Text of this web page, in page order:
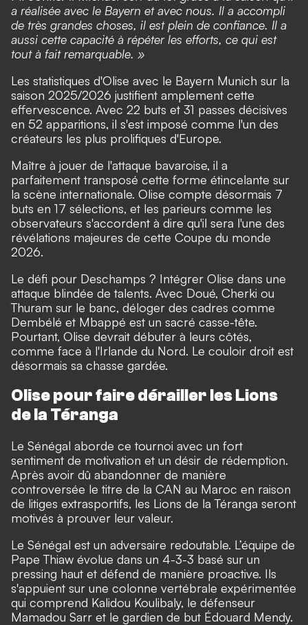
a réalisée avec le Bayern et avec nous. Il a accompli
de très grandes choses, il est plein de confiance. Il a
aussi cette capacité à répéter les efforts, ce qui est
tout à fait remarquable. »
Les statistiques d'Olise avec le Bayern Munich sur la
saison 2025/2026 justifient amplement cette
effervescence. Avec 22 buts et 31 passes décisives
en 52 apparitions, il s'est imposé comme l'un des
créateurs les plus prolifiques d'Europe.
Maître à jouer de l'attaque bavaroise, il a
parfaitement transposé cette forme étincelante sur
la scène internationale. Olise compte désormais 7
buts en 17 sélections, et les parieurs comme les
observateurs s'accordent à dire qu'il sera l'une des
révélations majeures de cette Coupe du monde
2026.
Le défi pour Deschamps ? Intégrer Olise dans une
attaque blindée de talents. Avec Doué, Cherki ou
Thuram sur le banc, déloger des cadres comme
Dembélé et Mbappé est un sacré casse-tête.
Pourtant, Olise devrait débuter à leurs côtés,
comme face à l'Irlande du Nord. Le couloir droit est
désormais sa chasse gardée.
Olise pour faire dérailler les Lions
de la Téranga
Le Sénégal aborde ce tournoi avec un fort
sentiment de motivation et un désir de rédemption.
Après avoir dû abandonner de manière
controversée le titre de la CAN au Maroc en raison
de litiges extrasportifs, les Lions de la Téranga seront
motivés à prouver leur valeur.
Le Sénégal est un adversaire redoutable. L’équipe de
Pape Thiaw évolue dans un 4-3-3 basé sur un
pressing haut et défend de manière proactive. Ils
s'appuient sur une colonne vertébrale expérimentée
qui comprend Kalidou Koulibaly, le défenseur
Mamadou Sarr et le gardien de but Édouard Mendy.